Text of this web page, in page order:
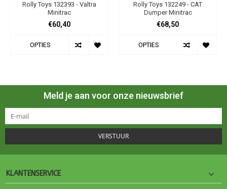
Rolly Toys 132393 - Valtra
Minitrac
€60,40
OPTIES
Rolly Toys 132249 - CAT
Dumper Minitrac
€68,50
OPTIES
Meld je aan voor onze nieuwsbrief
VERSTUUR
KLANTENSERVICE